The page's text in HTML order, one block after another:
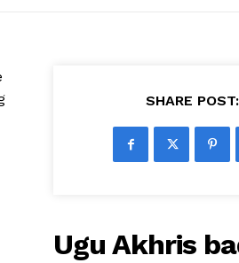
SHARE POST:
Ugu Akhris